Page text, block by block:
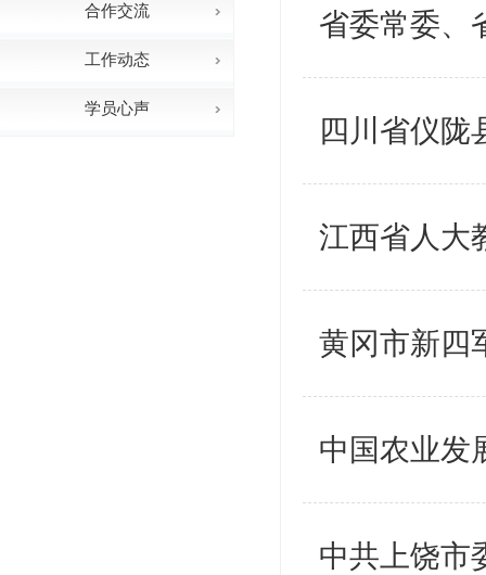
合作交流
工作动态
学员心声
省委常委、
四川省仪陇
江西省人大
黄冈市新四
中国农业发
中共上饶市